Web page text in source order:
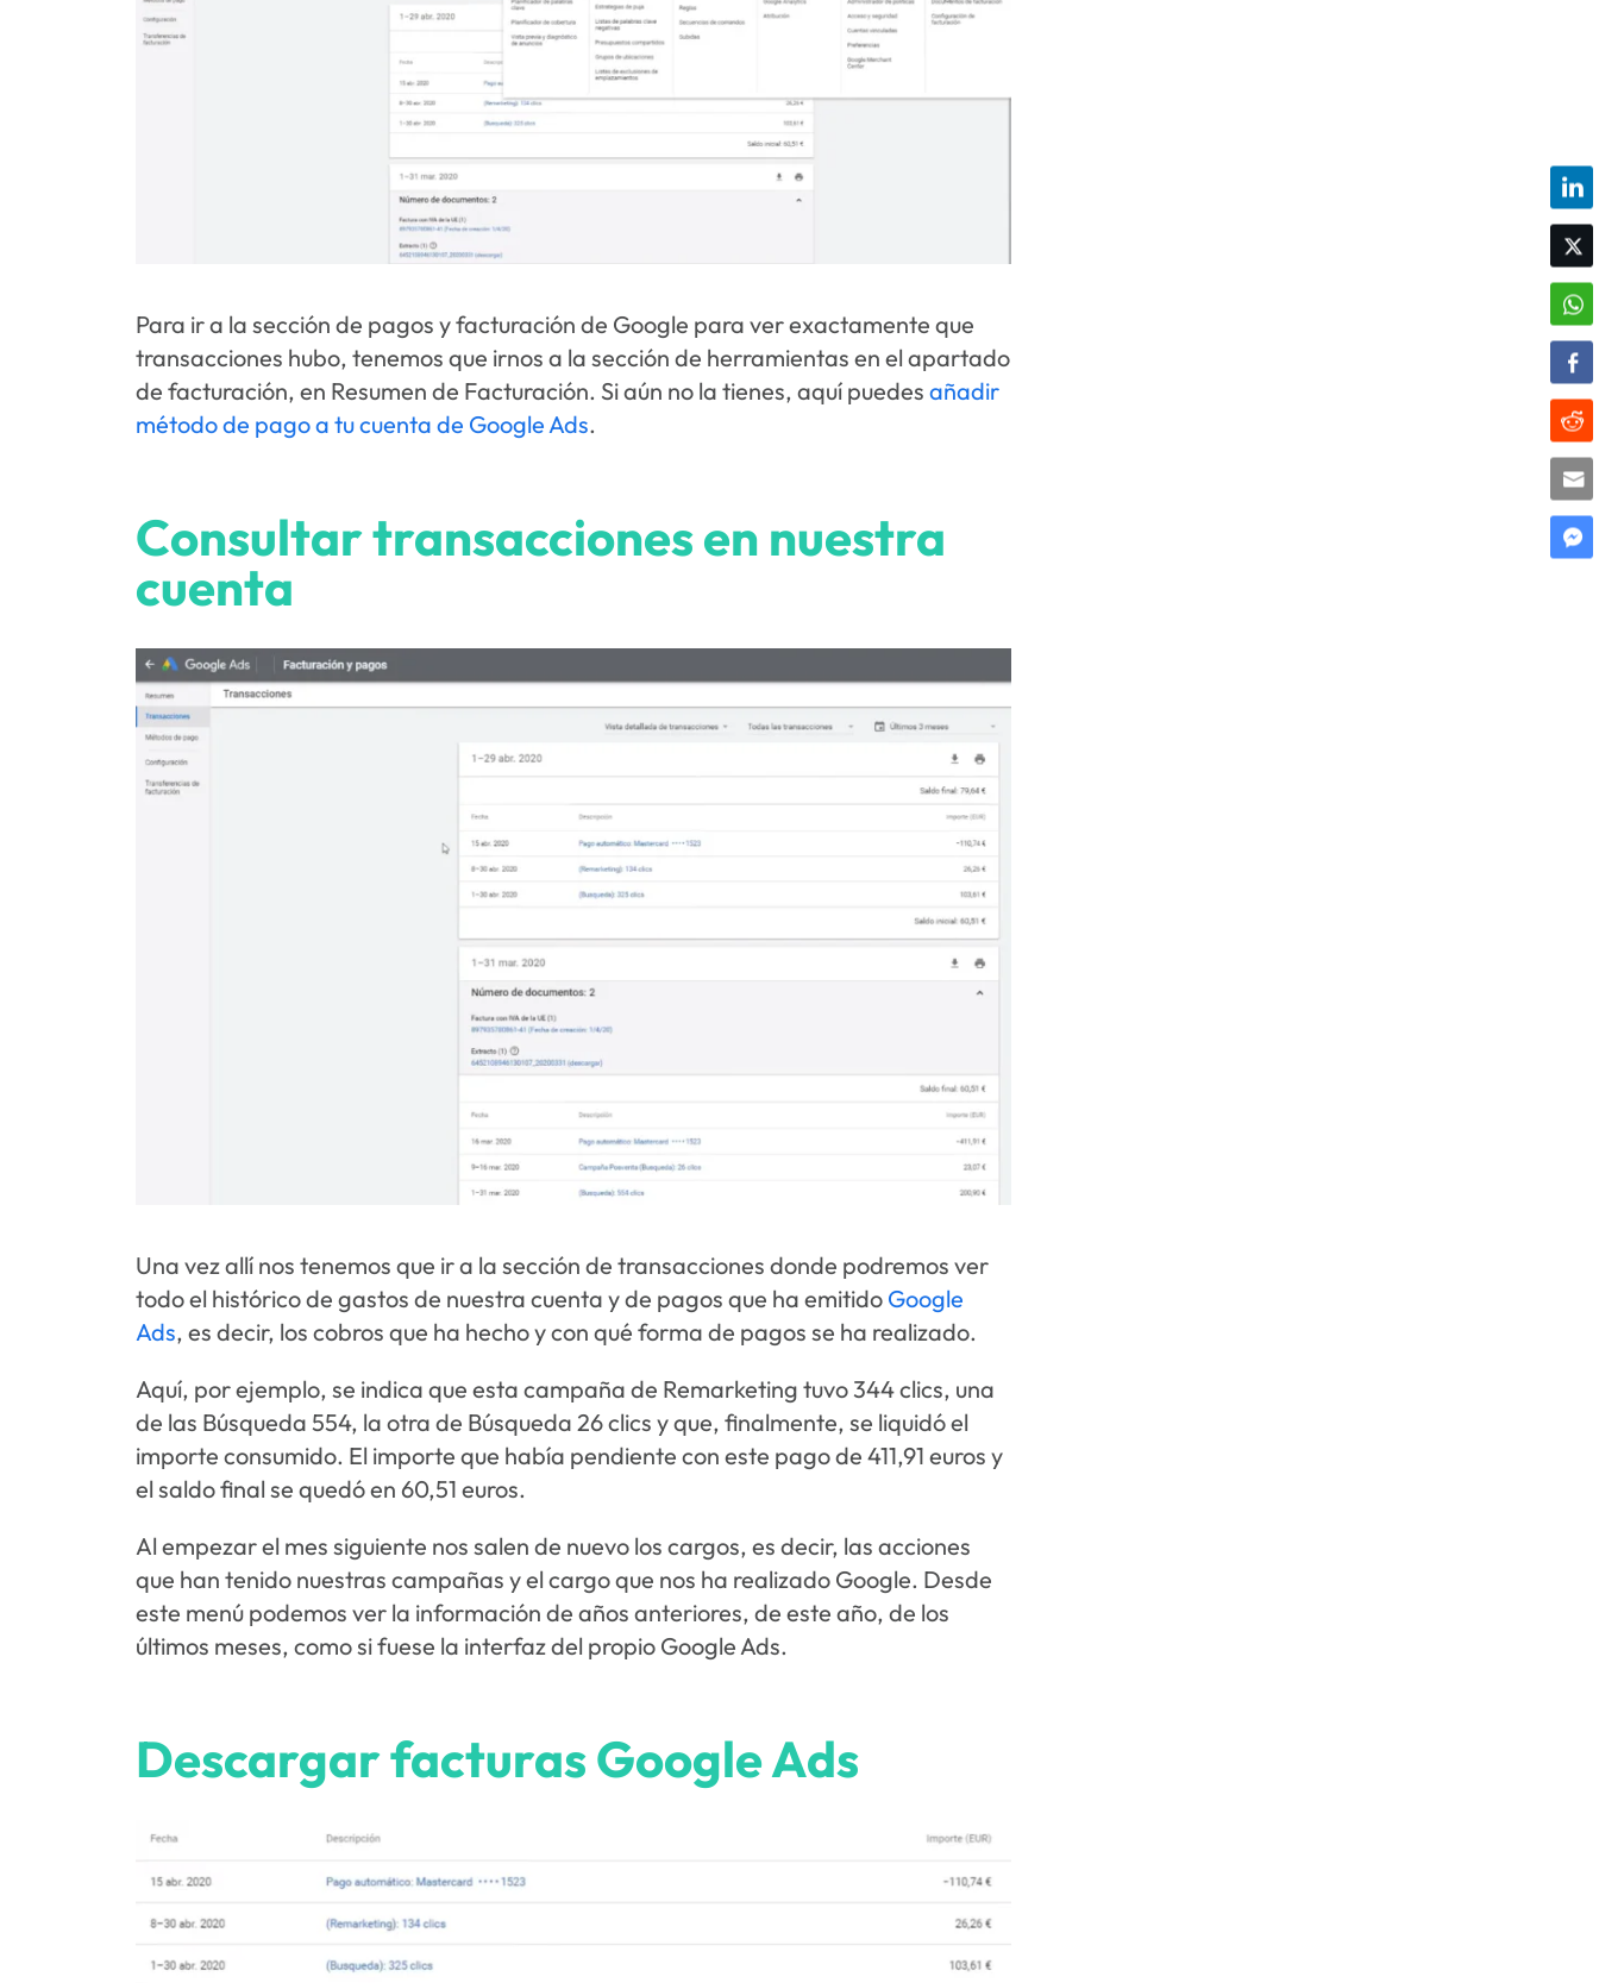
Para ir a la sección de pagos y facturación de Google para ver exactamente que
transacciones hubo, tenemos que irnos a la sección de herramientas en el apartado
de facturación, en Resumen de Facturación. Si aún no la tienes, aquí puedes añadir
método de pago a tu cuenta de Google Ads.
Consultar transacciones en nuestra
cuenta
Una vez allí nos tenemos que ir a la sección de transacciones donde podremos ver
todo el histórico de gastos de nuestra cuenta y de pagos que ha emitido Google
Ads, es decir, los cobros que ha hecho y con qué forma de pagos se ha realizado.
Aquí, por ejemplo, se indica que esta campaña de Remarketing tuvo 344 clics, una
de las Búsqueda 554, la otra de Búsqueda 26 clics y que, finalmente, se liquidó el
importe consumido. El importe que había pendiente con este pago de 411,91 euros y
el saldo final se quedó en 60,51 euros.
Al empezar el mes siguiente nos salen de nuevo los cargos, es decir, las acciones
que han tenido nuestras campañas y el cargo que nos ha realizado Google. Desde
este menú podemos ver la información de años anteriores, de este año, de los
últimos meses, como si fuese la interfaz del propio Google Ads.
Descargar facturas Google Ads